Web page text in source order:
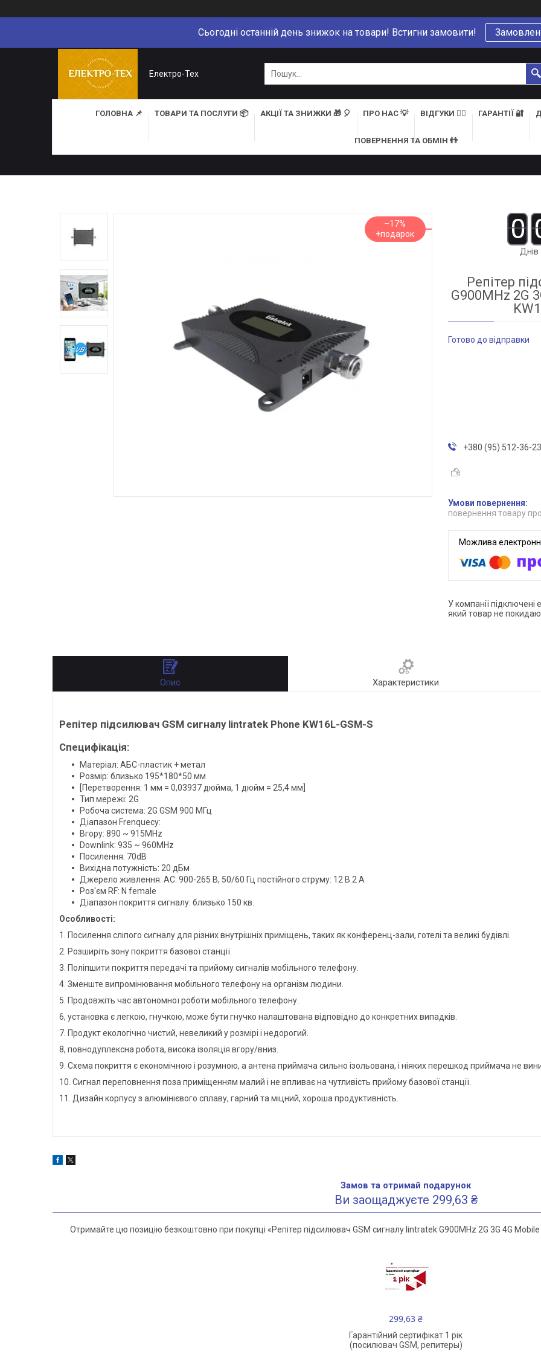
Сьогодні останній день знижок на товари! Встигни замовити!
Електро-Тех
ГОЛОВНА 📌 ТОВАРИ ТА ПОСЛУГИ 📦 АКЦІЇ ТА ЗНИЖКИ 🎁 🎈 ПРО НАС 💡 ВІДГУКИ 👍🏻 ГАРАНТІЇ 🔐
ПОВЕРНЕННЯ ТА ОБМІН 👬
–17% 0
Днів
Репітер
G900MHz 2G
Готово до відправки
+380 (95) 512-36-23
повернення товару
У компанії
який товар не
Опис Характеристики
Репітер підсилювач GSM сигналу lintratek Phone KW16L-GSM-S
Специфікація:
Матеріал: АБС-пластик + метал
Розмір: близько 195*180*50 мм
[Перетворення: 1 мм = 0,03937 дюйма, 1 дюйм = 25,4 мм]
Тип мережі: 2G
Робоча система: 2G GSM 900 МГц
Діапазон Frenquecy:
Вгору: 890 ~ ​​915MHz
Downlink: 935 ~ 960MHz
Посилення: 70dB
Вихідна потужність: 20 дБм
Джерело живлення: AC: 900-265 В, 50/60 Гц постійного струму: 12 В 2 А
Роз'єм RF: N female
Діапазон покриття сигналу: близько 150 кв.
Особливості:
1. Посилення сліпого сигналу для різних внутрішніх приміщень, таких як конференц-зали, готелі та великі будівлі.
2. Розширіть зону покриття базової станції.
3. Поліпшити покриття передачі та прийому сигналів мобільного телефону.
4. Зменште випромінювання мобільного телефону на організм людини.
5. Продовжіть час автономної роботи мобільного телефону.
6, установка є легкою, гнучкою, може бути гнучко налаштована відповідно до конкретних випадків.
7. Продукт екологічно чистий, невеликий у розмірі і недорогий.
8, повнодуплексна робота, висока ізоляція вгору/вниз.
9. Схема покриття є економічною і розумною, а антена приймача сильно ізольована, і ніяких перешкод приймача не
10. Сигнал переповнення поза приміщенням малий і не впливає на чутливість прийому базової станції.
11. Дизайн корпусу з алюмінієвого сплаву, гарний та міцний, хороша продуктивність.
Замов та отримай подарунок
Ви заощаджуєте 299,63 ₴
Отримайте цю позицію безкоштовно при покупці «Репітер підсилювач GSM сигналу lintratek G900MHz 2G 3G 4G
299,63 ₴
Гарантійний сертифікат 1 рік
(посилювач GSM, репитеры)